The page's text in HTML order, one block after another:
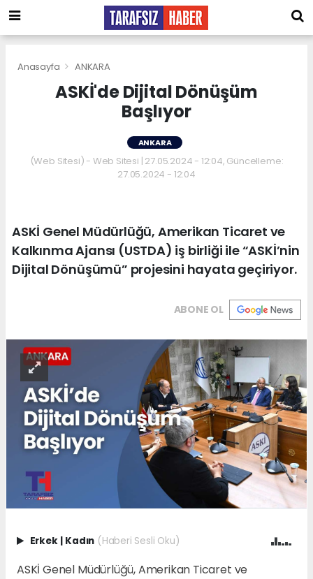
Anasayfa ANKARA
ASKİ'de Dijital Dönüşüm
Başlıyor
ANKARA
(Web Sitesi) - Web Sitesi | 27.05.2024 - 12:04, Güncelleme:
27.05.2024 - 12:04
ASKİ Genel Müdürlüğü, Amerikan Ticaret ve
Kalkınma Ajansı (USTDA) iş birliği ile “ASKİ’nin
Dijital Dönüşümü” projesini hayata geçiriyor.
ABONE OL
Erkek | Kadın (Haberi Sesli Oku)
ASKİ Genel Müdürlüğü, Amerikan Ticaret ve